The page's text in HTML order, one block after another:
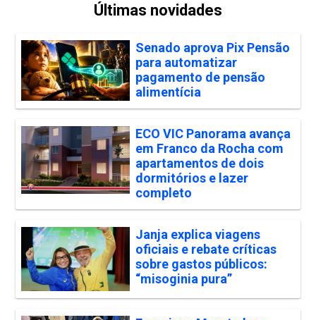
Últimas novidades
Senado aprova Pix Pensão
para automatizar
pagamento de pensão
alimentícia
ECO VIC Panorama avança
em Franco da Rocha com
apartamentos de dois
dormitórios e lazer
completo
Janja explica viagens
oficiais e rebate críticas
sobre gastos públicos:
“misoginia pura”